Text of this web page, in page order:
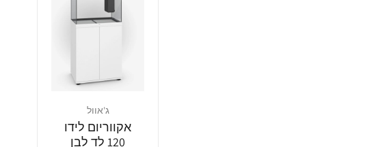
ג'אוול
אקווריום לידו
120 לד לבן